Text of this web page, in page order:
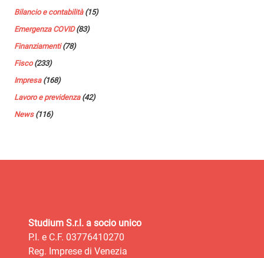
Bilancio e contabilità(15)
Emergenza COVID(83)
Finanziamenti(78)
Fisco(233)
Impresa(168)
Lavoro e previdenza(42)
News(116)
Studium S.r.l. a socio unico
P.I. e C.F. 03776410270
Reg. Imprese di Venezia